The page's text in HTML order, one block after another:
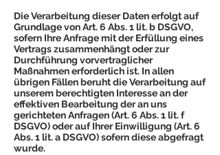
Die Verarbeitung dieser Daten erfolgt auf
Grundlage von Art. 6 Abs. 1 lit. b DSGVO,
sofern Ihre Anfrage mit der Erfüllung eines
Vertrags zusammenhängt oder zur
Durchführung vorvertraglicher
Maßnahmen erforderlich ist. In allen
übrigen Fällen beruht die Verarbeitung auf
unserem berechtigten Interesse an der
effektiven Bearbeitung der an uns
gerichteten Anfragen (Art. 6 Abs. 1 lit. f
DSGVO) oder auf Ihrer Einwilligung (Art. 6
Abs. 1 lit. a DSGVO) sofern diese abgefragt
wurde.